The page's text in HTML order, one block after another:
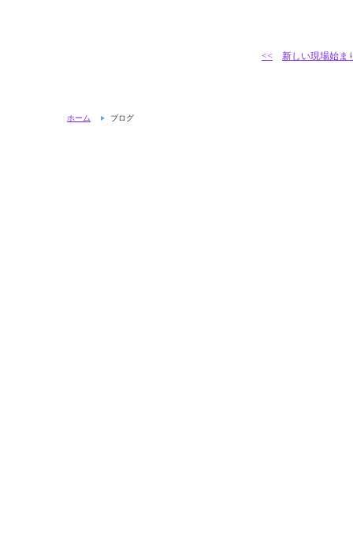
<< 新しい現場始ま
ホーム ブログ